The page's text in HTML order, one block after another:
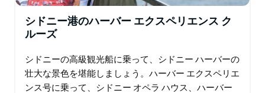
シドニー港のハーバー エクスペリエンス ク
ルーズ
シドニーの高級観光船に乗って、シドニー ハーバーの
壮大な景色を堪能しましょう。ハーバー エクスペリエ
ンス号に乗って、シドニー オペラ ハウス、ハーバー